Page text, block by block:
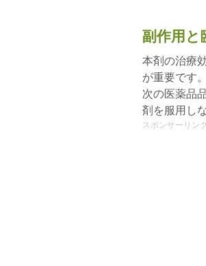
副作用と
本剤の治療
が重要です
次の医薬品
剤を服用し
スポンサーリンク